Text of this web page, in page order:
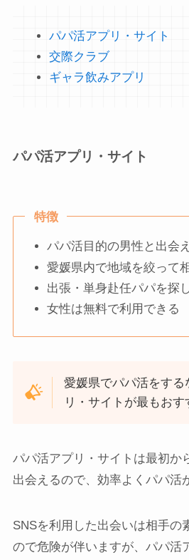
パパ活アプリ・サイト
交際クラブ
ギャラ飲みアプリ
パパ活アプリ・サイト
特徴
パパ活目的の男性と出会
愛媛県内で地域を絞って
出張・単身赴任パパを探
女性は無料で利用できる
愛媛県でパパ活をす
リ・サイトが最もおす
パパ活アプリ・サイトは最初か
出会えるので、効率よくパパ活
SNSを利用した出会いは相手の
ので危険が伴いますが、パパ活